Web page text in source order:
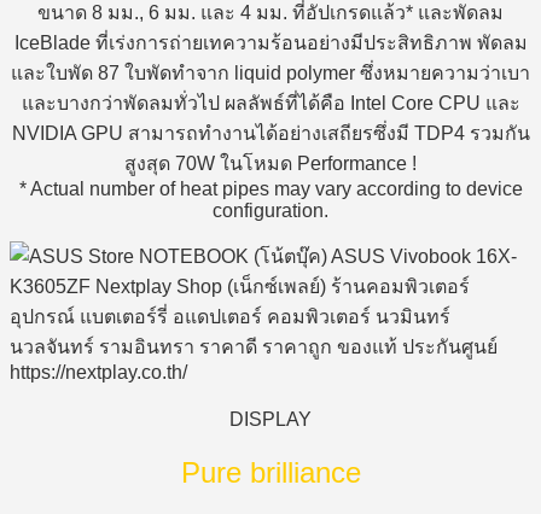
ขนาด 8 มม., 6 มม. และ 4 มม. ที่อัปเกรดแล้ว* และพัดลม
IceBlade ที่เร่งการถ่ายเทความร้อนอย่างมีประสิทธิภาพ พัดลม
และใบพัด 87 ใบพัดทำจาก liquid polymer ซึ่งหมายความว่าเบา
และบางกว่าพัดลมทั่วไป ผลลัพธ์ที่ได้คือ Intel Core CPU และ
NVIDIA GPU สามารถทำงานได้อย่างเสถียรซึ่งมี TDP4 รวมกัน
สูงสุด 70W ในโหมด Performance !
* Actual number of heat pipes may vary according to device
configuration.
DISPLAY
Pure brilliance